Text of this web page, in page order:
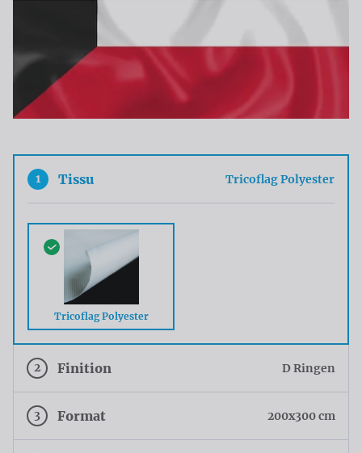
1 Tissu Tricoflag Polyester
Tricoflag Polyester
2 Finition D Ringen
3 Format 200x300 cm